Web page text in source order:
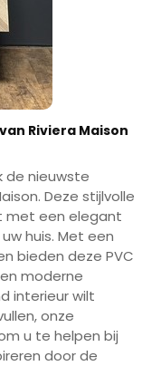
Riviera Maison
de nieuwste
Deze stijlvolle
met een elegant
huis. Met een
bieden deze PVC
moderne
interieur wilt
onze
u te helpen bij
door de